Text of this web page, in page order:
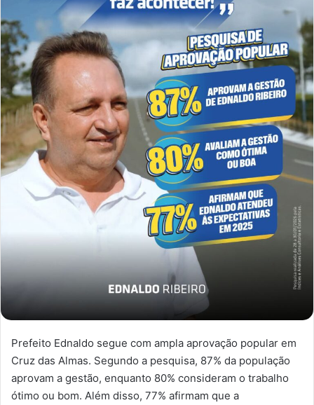
Prefeito Ednaldo segue com ampla aprovação popular em
Cruz das Almas. Segundo a pesquisa, 87% da população
aprovam a gestão, enquanto 80% consideram o trabalho
ótimo ou bom. Além disso, 77% afirmam que a